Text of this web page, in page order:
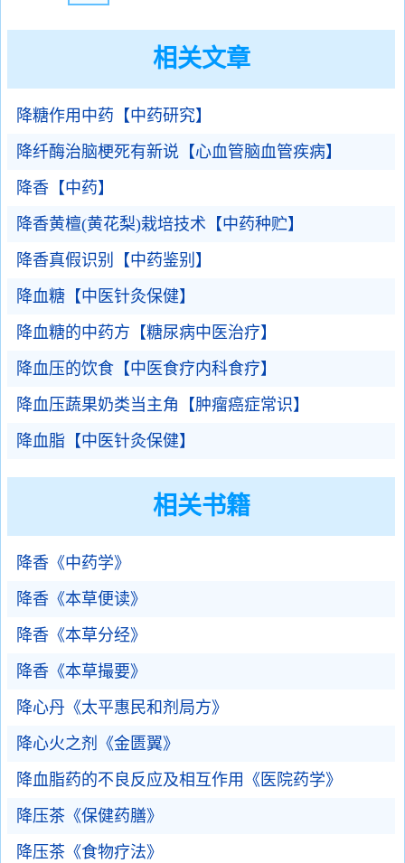
相关文章
降糖作用中药【中药研究】
降纤酶治脑梗死有新说【心血管脑血管疾病】
降香【中药】
降香黄檀(黄花梨)栽培技术【中药种贮】
降香真假识别【中药鉴别】
降血糖【中医针灸保健】
降血糖的中药方【糖尿病中医治疗】
降血压的饮食【中医食疗内科食疗】
降血压蔬果奶类当主角【肿瘤癌症常识】
降血脂【中医针灸保健】
相关书籍
降香《中药学》
降香《本草便读》
降香《本草分经》
降香《本草撮要》
降心丹《太平惠民和剂局方》
降心火之剂《金匮翼》
降血脂药的不良反应及相互作用《医院药学》
降压茶《保健药膳》
降压茶《食物疗法》